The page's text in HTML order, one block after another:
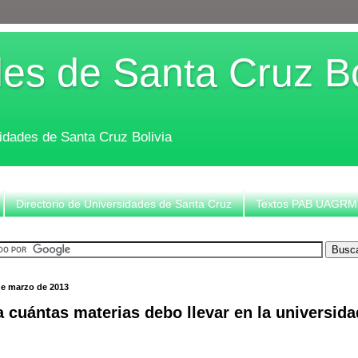
de Santa Cruz
de Santa Cruz Bolivia
Directorio de Universidades de Santa Cruz Textos PAB UAGRM
marzo de 2013
cuántas materias debo llevar en la